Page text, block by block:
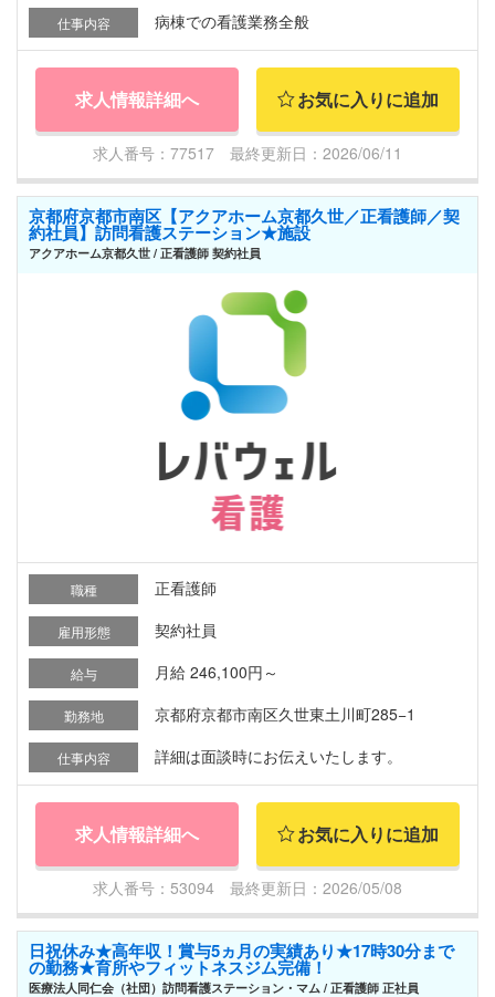
仕事内容 病棟での看護業務全般
求人情報詳細へ お気に入りに追加
求人番号：77517 最終更新日：2026/06/11
京都府京都市南区【アクアホーム京都久世／正看護師／契
約社員】訪問看護ステーション★施設
アクアホーム京都久世 / 正看護師 契約社員
職種 正看護師
雇用形態 契約社員
給与 月給 246,100円～
勤務地 京都府京都市南区久世東土川町285−1
仕事内容 詳細は面談時にお伝えいたします。
求人情報詳細へ お気に入りに追加
求人番号：53094 最終更新日：2026/05/08
日祝休み★高年収！賞与5ヵ月の実績あり★17時30分まで
の勤務★育所やフィットネスジム完備！
医療法人同仁会（社団）訪問看護ステーション・マム / 正看護師 正社員